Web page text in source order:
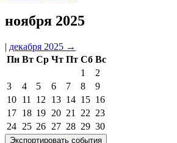
ноября 2025
| декабря 2025 →
Пн Вт Ср Чт Пт Сб Вс
1
2
3
4 5 6 7 8
9
10 11 12 13 14 15 16
17 18 19 20 21 22 23
24 25 26 27 28 29 30